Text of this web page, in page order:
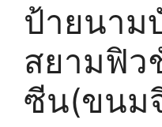
ป้ายนาม
สยามฟิว
ซีน(ขนม